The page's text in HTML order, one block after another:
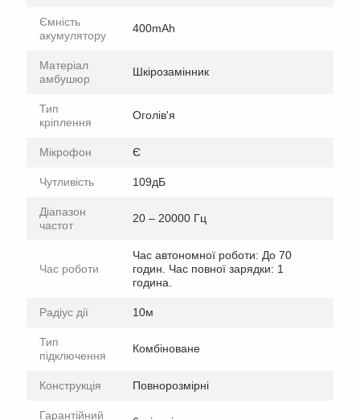
Ємність
акумулятору
400mAh
Матеріал
амбушюр
Шкірозамінник
Тип
кріплення
Оголів'я
Мікрофон Є
Чутливість 109дБ
Діапазон
частот
20 – 20000 Гц
Час роботи
Час автономної роботи: До 70
годин. Час повної зарядки: 1
година.
Радіус дії 10м
Тип
підключення
Комбіноване
Конструкція Повнорозмірні
Гарантійний